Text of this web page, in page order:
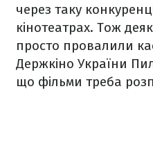
через таку
кінотеатрах. Тож
просто провалили
Держкіно України
що фільми треба